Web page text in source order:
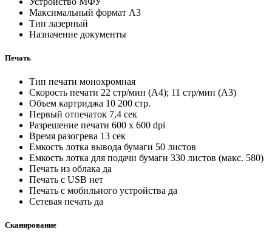
Максимальный формат A3
Тип лазерный
Назначение документы
Печать
Тип печати монохромная
Скорость печати 22 стр/мин (A4); 11 стр/мин (A3)
Объем картриджа 10 200 стр.
Первый отпечаток 7,4 сек
Разрешение печати 600 x 600 dpi
Время разогрева 13 сек
Емкость лотка вывода бумаги 50 листов
Емкость лотка для подачи бумаги 330 листов (макс. 580)
Печать из облака да
Печать с USB нет
Печать с мобильного устройства да
Сетевая печать да
Сканирование